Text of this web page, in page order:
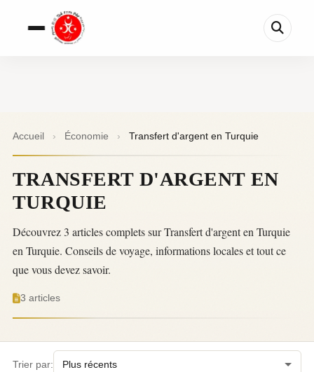
Accueil › Économie › Transfert d'argent en Turquie
TRANSFERT D'ARGENT EN
TURQUIE
Découvrez 3 articles complets sur Transfert d'argent en Turquie
en Turquie. Conseils de voyage, informations locales et tout ce
que vous devez savoir.
3 articles
Trier par: